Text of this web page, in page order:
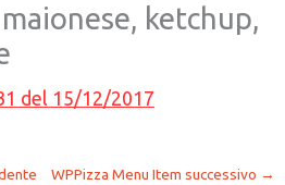
ketchup,
del 15/12/2017
WPPizza Menu Item successivo →